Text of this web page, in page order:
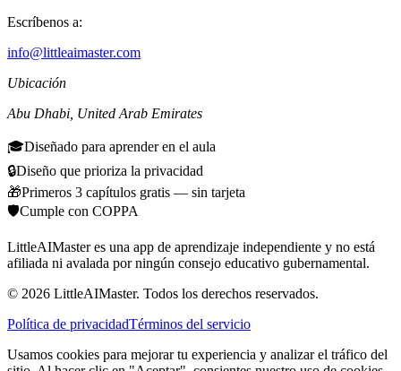
Escríbenos a:
info@littleaimaster.com
Ubicación
Abu Dhabi United Arab Emirates
🎓Diseñado para aprender en el aula
🔒Diseño que prioriza la privacidad
🎁Primeros 3 capítulos gratis — sin tarjeta
🛡️Cumple con COPPA
LittleAIMaster es una app de aprendizaje independiente y no está
afiliada ni avalada por ningún consejo educativo gubernamental.
© 2026 LittleAIMaster. Todos los derechos reservados.
Política de privacidadTérminos del servicio
Usamos cookies para mejorar tu experiencia y analizar el tráfico del